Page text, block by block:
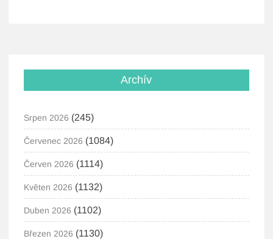
Archív
Srpen 2026 (245)
Červenec 2026 (1084)
Červen 2026 (1114)
Květen 2026 (1132)
Duben 2026 (1102)
Březen 2026 (1130)